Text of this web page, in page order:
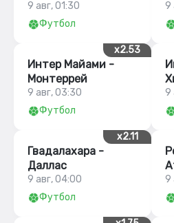
9 авг, 01:30
Футбол
9
x2.53
Интер Майами -
Монтеррей
9 авг, 03:30
Футбол
9
x2.11
Гвадалахара -
Даллас
9 авг, 04:00
Футбол
9